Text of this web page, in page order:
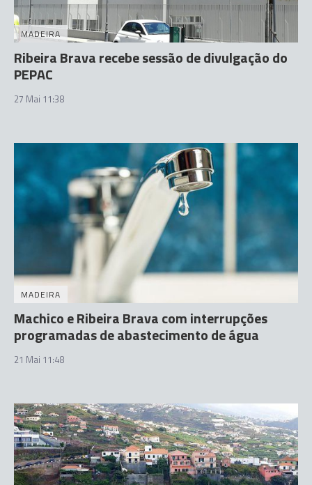
MADEIRA
Ribeira Brava recebe sessão de divulgação do
PEPAC
27 Mai 11:38
MADEIRA
Machico e Ribeira Brava com interrupções
programadas de abastecimento de água
21 Mai 11:48